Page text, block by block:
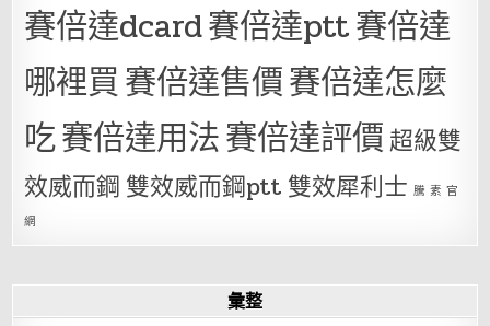
賽倍達dcard賽倍達ptt賽倍達
哪裡買賽倍達售價賽倍達怎麼
吃賽倍達用法賽倍達評價超級雙
效威而鋼 雙效威而鋼ptt 雙效犀利士 騰 素 官
網
彙整